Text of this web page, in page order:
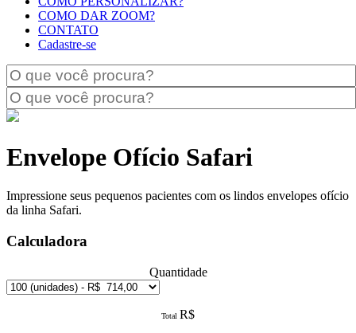
COMO DAR ZOOM?
CONTATO
Cadastre-se
Envelope Ofício Safari
Impressione seus pequenos pacientes com os lindos envelopes ofício
da linha Safari.
Calculadora
Quantidade
Total R$